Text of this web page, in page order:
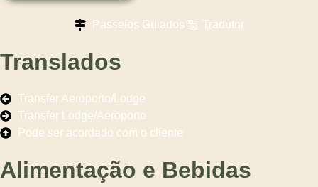
Passeios Guiados Tradutor
Translados
Transfer Aeroporto/Lodge
Transfer Lodge/Aeroporto
Pode ser acordado com o cliente
Alimentação e Bebidas